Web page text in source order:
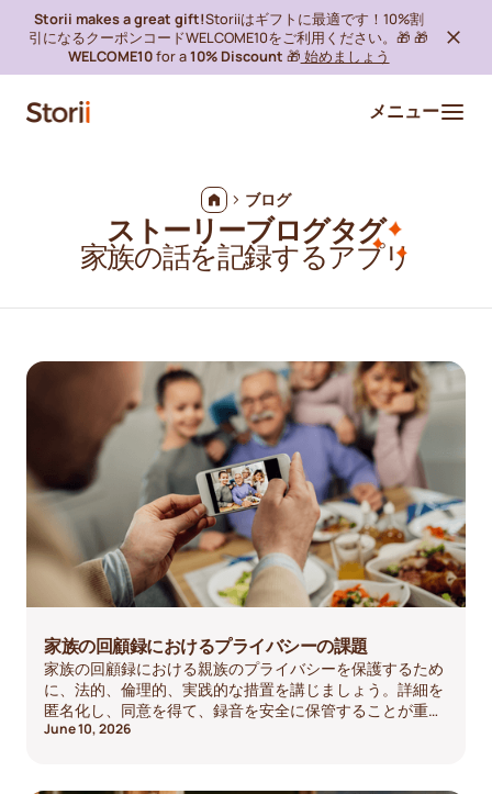
Storii makes a great gift!Storiiはギフトに最適です！10%割
引になるクーポンコードWELCOME10をご利用ください。🎁 🎁
WELCOME10for a10% Discount 🎁 始めましょう
メニュー
ブログ
ストーリーブログタグ
家族の話を記録するアプリ
家族の回顧録におけるプライバシーの課題
家族の回顧録における親族のプライバシーを保護するため
に、法的、倫理的、実践的な措置を講じましょう。詳細を
匿名化し、同意を得て、録音を安全に保管することが重要
です。
June 10, 2026